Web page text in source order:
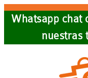
Skip
Whatsapp chat
nuestras